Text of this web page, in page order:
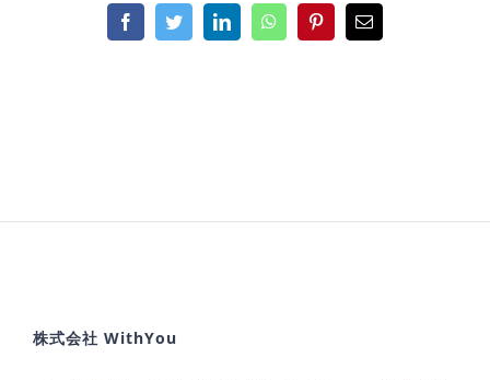
FacebookTwitterLinkedInWhatsAppPinterest
電
株式会社 WithYou